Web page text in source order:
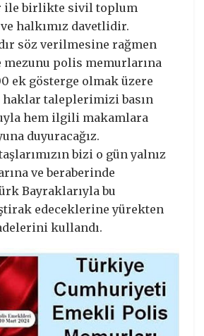
ile birlikte sivil toplum
halkımız davetlidir.
söz verilmesine rağmen
polis memurlarına
ek gösterge olmak üzere
haklar taleplerimizi basın
hem ilgili makamlara
duyuracağız.
bizi o gün yalnız
ve beraberinde
Bayraklarıyla bu
edeceklerine yürekten
kullandı.